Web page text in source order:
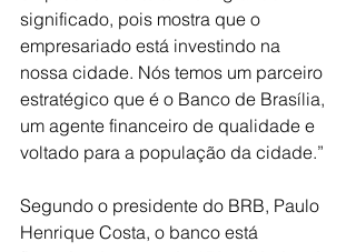
significado, pois mostra que o
empresariado está investindo na
nossa cidade. Nós temos um parceiro
estratégico que é o Banco de Brasília,
um agente financeiro de qualidade e
voltado para a população da cidade.”
Segundo o presidente do BRB, Paulo
Henrique Costa, o banco está